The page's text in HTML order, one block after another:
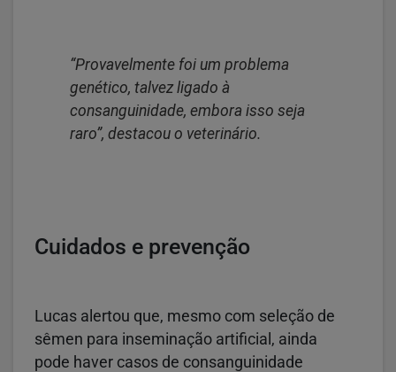
“Provavelmente foi um problema
genético, talvez ligado à
consanguinidade, embora isso seja
raro”, destacou o veterinário.
Cuidados e prevenção
Lucas alertou que, mesmo com seleção de
sêmen para inseminação artificial, ainda
pode haver casos de consanguinidade